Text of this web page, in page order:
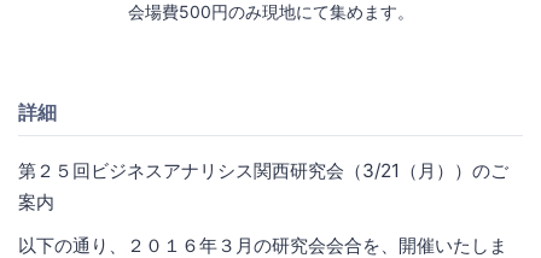
会場費500円のみ現地にて集めます。
詳細
第２５回ビジネスアナリシス関西研究会（3/21（月））のご
案内
以下の通り、２０１６年３月の研究会会合を、開催いたしま